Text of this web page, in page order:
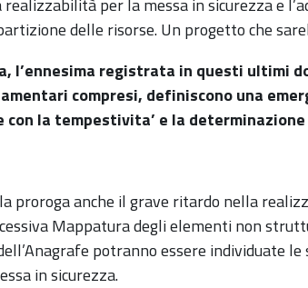
per la messa in sicurezza e
delle risorse. Un progetto che
l’ennesima registrata in questi ultimi
compresi, definiscono una
la tempestivita’ e la
proroga anche il grave ritardo nella
Mappatura degli elementi non
potranno essere individuate
in sicurezza.